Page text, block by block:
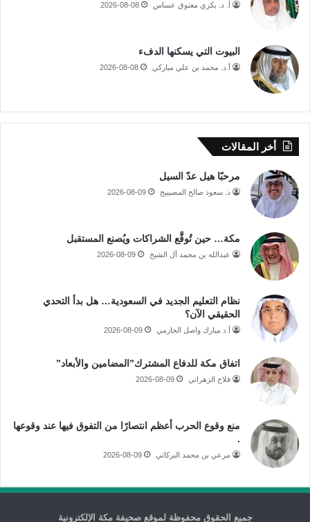
أ. د. بكري معتوق عساس 2026-08-08
البيوت التي يسكنها الدفء
أ.د. محمد بن علي مباركي 2026-08-08
أخر المقالات
مرحبًا هيل عدّ السيل
د. سعود صالح المصيبيح 2026-08-09
مكة… حين تُوقَّع الشراكات ويُصنع المستقبل
عبدالله بن محمد آل الشيخ 2026-08-09
نظام التعليم الجديد في السعودية… هل بدأ التحدي
الحقيقي الآن؟
أ.د مبارك واصل الحازمي 2026-08-09
اتفاق مكة للدفاع المشترك”المضامين والأبعاد”
فلاح الزهراني 2026-08-09
منع وقوع الحرب أعظم انتصارًا من التفوق فيها عند وقوعها
.
مرعي بن محمد البركاتي 2026-08-09
جميع الحقوق محفوظة لموقع صحيفة مكة الإلكترونية